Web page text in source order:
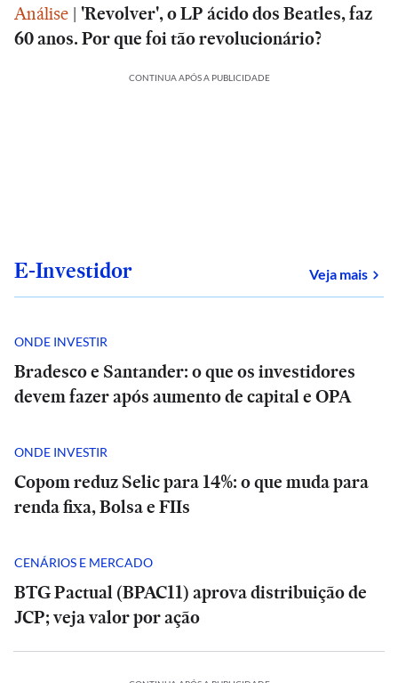
Análise | 'Revolver', o LP ácido dos Beatles, faz
60 anos. Por que foi tão revolucionário?
CONTINUA APÓS A PUBLICIDADE
E-Investidor Veja mais
ONDE INVESTIR
Bradesco e Santander: o que os investidores
devem fazer após aumento de capital e OPA
ONDE INVESTIR
Copom reduz Selic para 14%: o que muda para
renda fixa, Bolsa e FIIs
CENÁRIOS E MERCADO
BTG Pactual (BPAC11) aprova distribuição de
JCP; veja valor por ação